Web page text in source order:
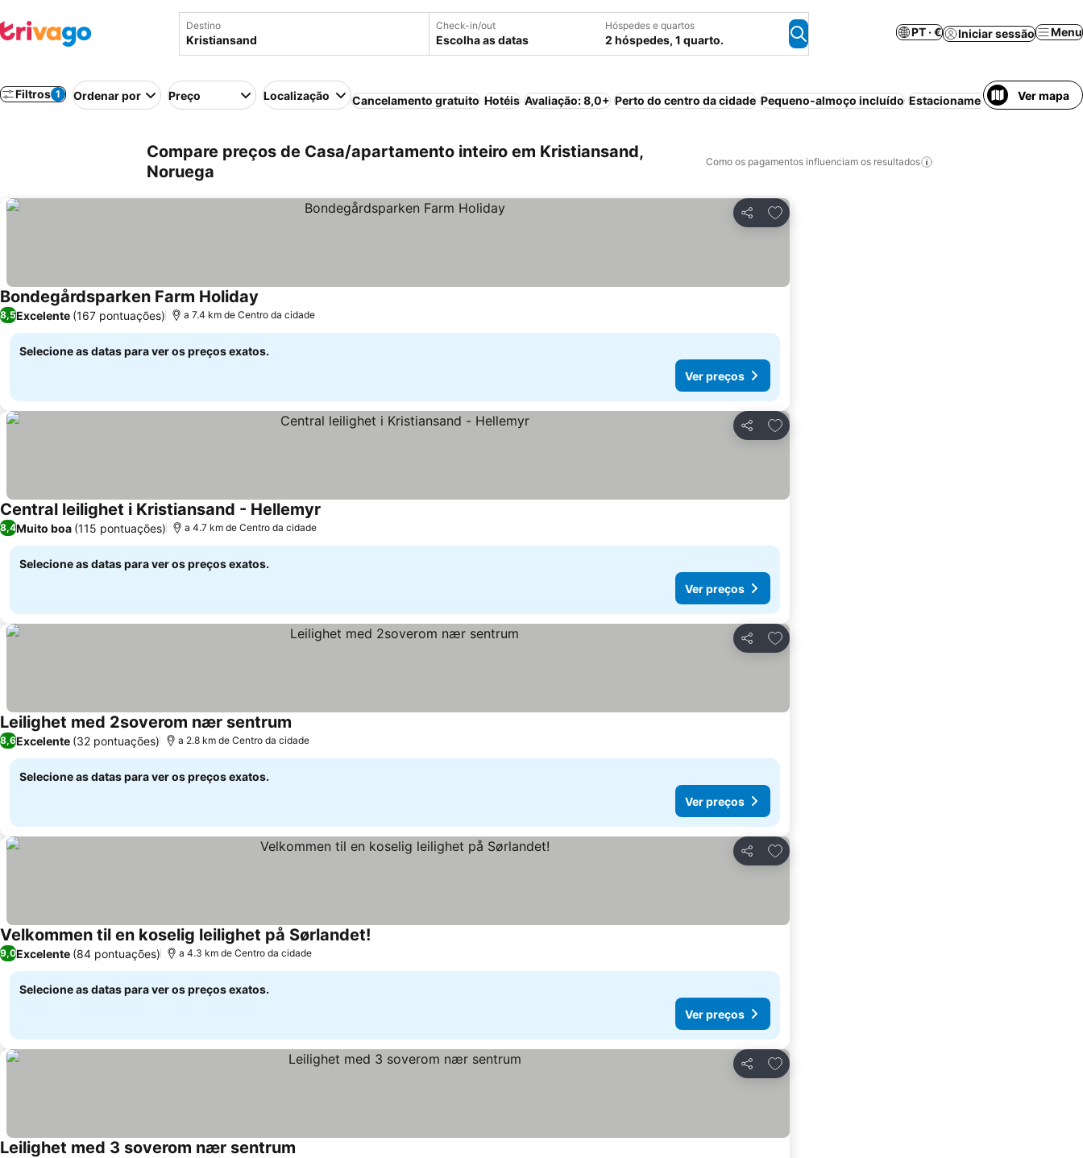
Destino Check-in/out
Escolha as datas
Hóspedes e quartos
2 hóspedes, 1 quarto.
PT · € Iniciar sessão Menu
Filtros 1 Ordenar por Preço Localização Cancelamento gratuito Hotéis Avaliação: 8,0+ Perto do centro da cidade Pequeno-almoço incluído Estacionamento Piscina
Ver mapa
Compare preços de Casa/apartamento inteiro em Kristiansand,
Noruega
Como os pagamentos influenciam os resultados
Partilhar
Adicionar aos favoritos
Bondegårdsparken Farm Holiday
8,5Excelente (167 pontuações) a 7.4 km de Centro da cidade
Selecione as datas para ver os preços exatos.
Ver preços
Partilhar
Adicionar aos favoritos
Central leilighet i Kristiansand - Hellemyr
8,4Muito boa (115 pontuações) a 4.7 km de Centro da cidade
Selecione as datas para ver os preços exatos.
Ver preços
Partilhar
Adicionar aos favoritos
Leilighet med 2soverom nær sentrum
8,6Excelente (32 pontuações) a 2.8 km de Centro da cidade
Selecione as datas para ver os preços exatos.
Ver preços
Partilhar
Adicionar aos favoritos
Velkommen til en koselig leilighet på Sørlandet!
9,0Excelente (84 pontuações) a 4.3 km de Centro da cidade
Selecione as datas para ver os preços exatos.
Ver preços
Partilhar
Adicionar aos favoritos
Leilighet med 3 soverom nær sentrum